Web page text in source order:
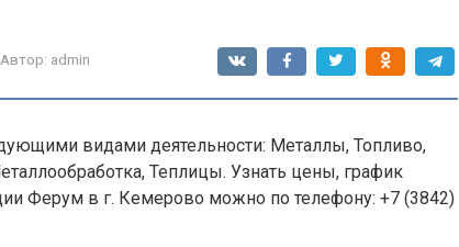
Автор: admin
видами деятельности: Металлы, Топливо,
Теплицы. Узнать цены, график
Ферум в г. Кемерово можно по телефону: +7 (3842)